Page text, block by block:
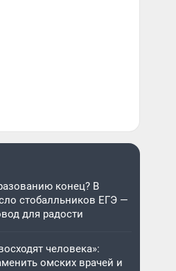
конец? В
стобалльников ЕГЭ —
для радости
человека»:
омских врачей и